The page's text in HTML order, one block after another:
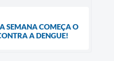
SEMANA COMEÇA O
A DENGUE!